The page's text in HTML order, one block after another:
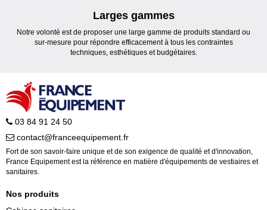
Larges gammes
Notre volonté est de proposer une large gamme de produits standard ou
sur-mesure pour répondre efficacement à tous les contraintes
techniques, esthétiques et budgétaires.
03 84 91 24 50
contact@franceequipement.fr
Fort de son savoir-faire unique et de son exigence de qualité et d'innovation,
France Equipement est la référence en matière d'équipements de vestiaires et
sanitaires.
Nos produits